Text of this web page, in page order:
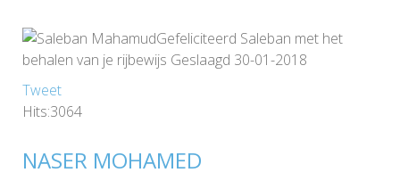
Gefeliciteerd Saleban met het
behalen van je rijbewijs Geslaagd 30-01-2018
Tweet
Hits:3064
NASER MOHAMED